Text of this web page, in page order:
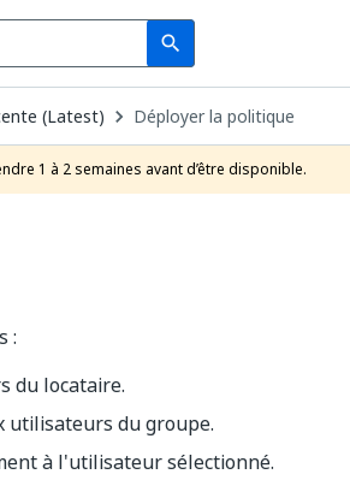
search
Search
(Latest) Déployer la politique
1 à 2 semaines avant d’être disponible.
:
du locataire.
du groupe.
à l'utilisateur sélectionné.